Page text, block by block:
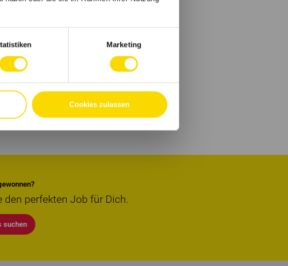
Marketing
Cookies zulassen
perfekten Job für Dich.
suchen